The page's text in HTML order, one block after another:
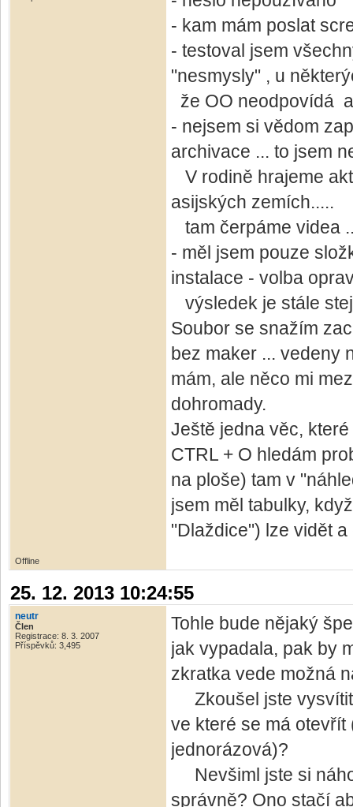
- kam mám poslat
- testoval jsem
"nesmysly" , u
že OO neodpovídá
- nejsem si vědom
archivace ... to jsem
V rodině hrajeme
asijských zemích.....
tam čerpáme videa
- měl jsem pouze
instalace - volba
výsledek je stále
Soubor se snažím
bez maker ... vedeny
mám, ale něco mi
dohromady.
Ještě jedna věc,
CTRL + O hledám
na ploše) tam v
jsem měl tabulky,
"Dlaždice") lze vidět
Offline
25. 12. 2013 10:24:55
neutr
Člen
Registrace: 8. 3. 2007
Příspěvků: 3,495
Tohle bude nějaký
jak vypadala, pak by
zkratka vede možná
Zkoušel jste vysvítit
ve které se má
jednorázová)?
Nevšiml jste si
správně? Ono stačí